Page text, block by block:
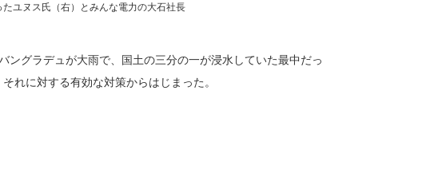
ユヌス氏（右）とみんな電力の大石社長
ングラデュが大雨で、国土の三分の一が浸水していた最中だっ
れに対する有効な対策からはじまった。